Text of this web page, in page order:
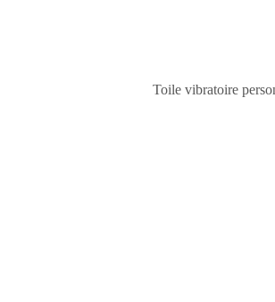
Toile vibratoire